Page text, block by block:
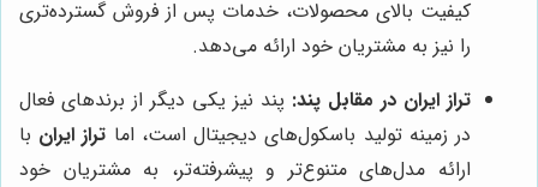
کیفیت بالای محصولات، خدمات پس از فروش گسترده‌تری
را نیز به مشتریان خود ارائه می‌دهد.
تراز ایران در مقابل پند: پند نیز یکی دیگر از برندهای فعال
در زمینه تولید باسکول‌های دیجیتال است، اما تراز ایران با
ارائه مدل‌های متنوع‌تر و پیشرفته‌تر، به مشتریان خود